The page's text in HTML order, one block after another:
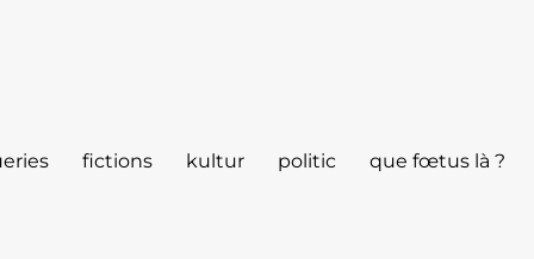
fictions kultur politic que fœtus là ?